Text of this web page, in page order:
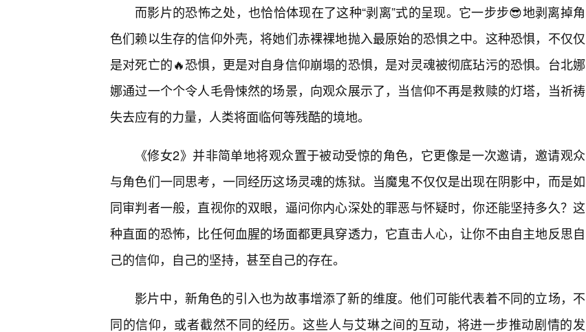
而影片的恐怖之处，也恰恰体现在了这种“剥离”式的呈现。它一步步😎地剥离掉角
色们赖以生存的信仰外壳，将她们赤裸裸地抛入最原始的恐惧之中。这种恐惧，不仅仅
是对死亡的🔥恐惧，更是对自身信仰崩塌的恐惧，是对灵魂被彻底玷污的恐惧。台北娜
娜通过一个个令人毛骨悚然的场景，向观众展示了，当信仰不再是救赎的灯塔，当祈祷
失去应有的力量，人类将面临何等残酷的境地。
《修女2》并非简单地将观众置于被动受惊的角色，它更像是一次邀请，邀请观众
与角色们一同思考，一同经历这场灵魂的炼狱。当魔鬼不仅仅是出现在阴影中，而是如
同审判者一般，直视你的双眼，逼问你内心深处的罪恶与怀疑时，你还能坚持多久？这
种直面的恐怖，比任何血腥的场面都更具穿透力，它直击人心，让你不由自主地反思自
己的信仰，自己的坚持，甚至自己的存在。
影片中，新角色的引入也为故事增添了新的维度。他们可能代表着不同的立场，不
同的信仰，或者截然不同的经历。这些人与艾琳之间的互动，将进一步推动剧情的发